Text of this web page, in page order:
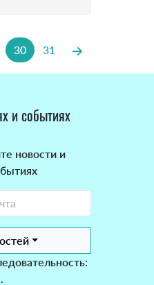
30 31
и событиях
новости и